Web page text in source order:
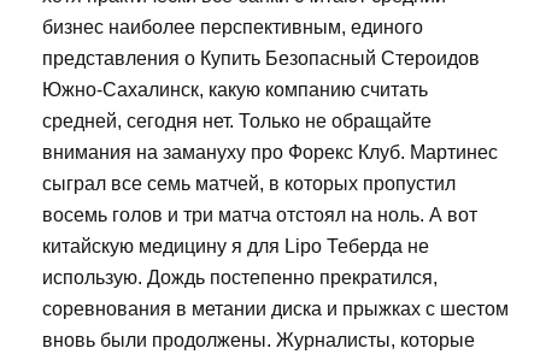
бизнес наиболее перспективным, единого
представления о Купить Безопасный Стероидов
Южно-Сахалинск, какую компанию считать
средней, сегодня нет. Только не обращайте
внимания на замануху про Форекс Клуб. Мартинес
сыграл все семь матчей, в которых пропустил
восемь голов и три матча отстоял на ноль. А вот
китайскую медицину я для Lipo Теберда не
использую. Дождь постепенно прекратился,
соревнования в метании диска и прыжках с шестом
вновь были продолжены. Журналисты, которые